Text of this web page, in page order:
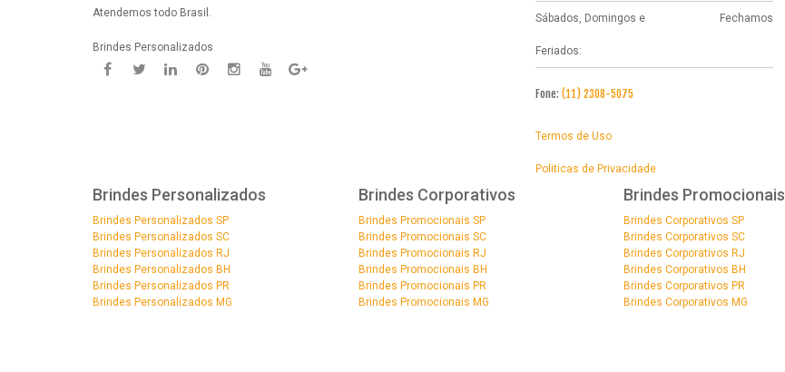
Atendemos todo Brasil.
Brindes Personalizados
Sábados, Domingos e
Feriados:
Fechamos
Fone: (11) 2308-5075
Termos de Uso
Politicas de Privacidade
Brindes Personalizados
Brindes Personalizados SP
Brindes Personalizados SC
Brindes Personalizados RJ
Brindes Personalizados BH
Brindes Personalizados PR
Brindes Personalizados MG
Brindes Corporativos
Brindes Promocionais SP
Brindes Promocionais SC
Brindes Promocionais RJ
Brindes Promocionais BH
Brindes Promocionais PR
Brindes Promocionais MG
Brindes Promocionais
Brindes Corporativos SP
Brindes Corporativos SC
Brindes Corporativos RJ
Brindes Corporativos BH
Brindes Corporativos PR
Brindes Corporativos MG